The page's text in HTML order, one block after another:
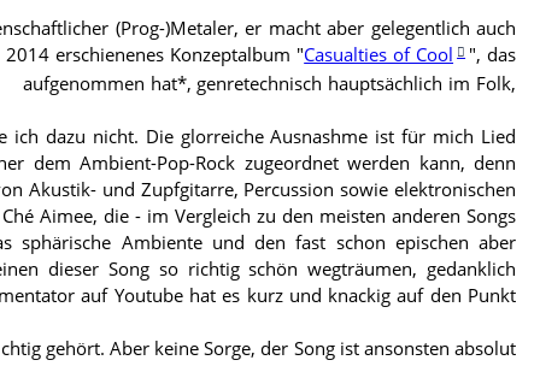
(Prog-)Metaler, er macht aber gelegentlich auch
erschienenes Konzeptalbum "Casualties of Cool
", das
aufgenommen hat*, genretechnisch hauptsächlich im Folk,
dazu nicht. Die glorreiche Ausnashme ist für mich Lied
dem Ambient-Pop-Rock zugeordnet werden kann, denn
Akustik- und Zupfgitarre, Percussion sowie elektronischen
Aimee, die - im Vergleich zu den meisten anderen Songs
Ambiente und den fast schon epischen aber
dieser Song so richtig schön wegträumen, gedanklich
auf Youtube hat es kurz und knackig auf den Punkt
gehört. Aber keine Sorge, der Song ist ansonsten absolut